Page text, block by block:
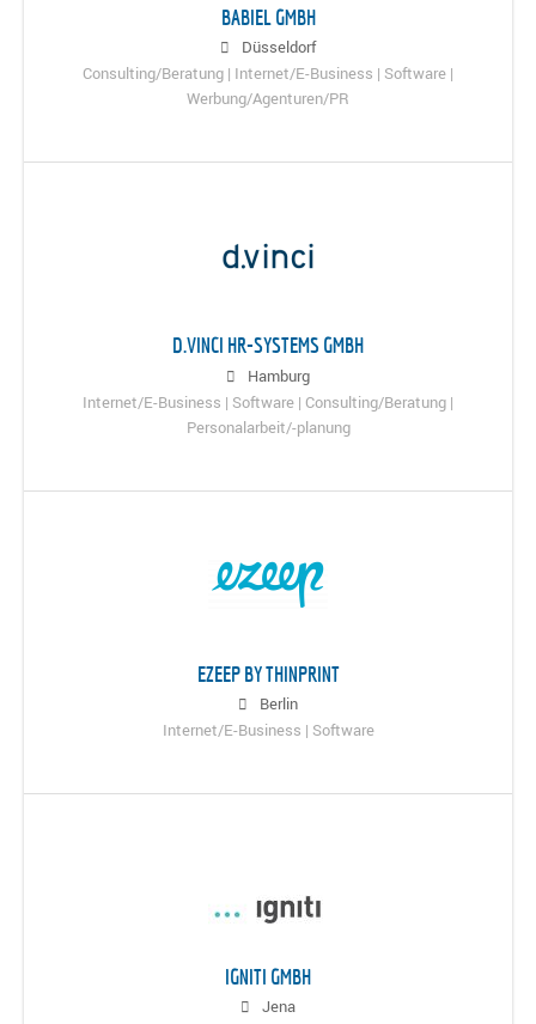
BABIEL GMBH
Düsseldorf
Consulting/Beratung | Internet/E-Business | Software |
Werbung/Agenturen/PR
D.VINCI HR-SYSTEMS GMBH
Hamburg
Internet/E-Business | Software | Consulting/Beratung |
Personalarbeit/-planung
EZEEP BY THINPRINT
Berlin
Internet/E-Business | Software
IGNITI GMBH
Jena